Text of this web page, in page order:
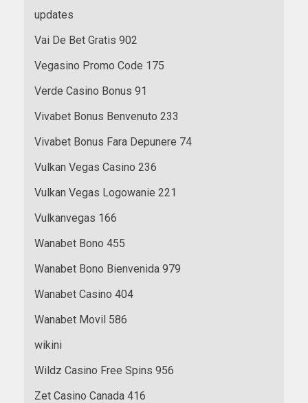
updates
Vai De Bet Gratis 902
Vegasino Promo Code 175
Verde Casino Bonus 91
Vivabet Bonus Benvenuto 233
Vivabet Bonus Fara Depunere 74
Vulkan Vegas Casino 236
Vulkan Vegas Logowanie 221
Vulkanvegas 166
Wanabet Bono 455
Wanabet Bono Bienvenida 979
Wanabet Casino 404
Wanabet Movil 586
wikini
Wildz Casino Free Spins 956
Zet Casino Canada 416